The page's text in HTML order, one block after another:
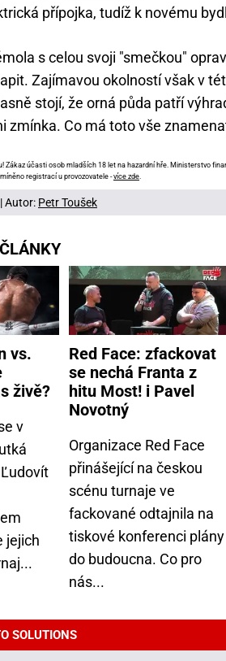
přípojka, tudíž k novému
s celou svoji "smečkou"
Zajímavou okolností však v
stojí, že orná půda patří
zmínka. Co má toto vše
Zákaz účasti osob mladších 18 let na hazardní hře. Ministerstvo
registrací u provozovatele -více zde.
Autor: Petr Toušek
vs.
živě?
v
jejich
Red Face: zfackovat
se nechá Franta z
hitu Most! i Pavel
Novotný
Organizace Red Face
přinášející na českou
scénu turnaje ve
fackované odtajnila na
tiskové konferenci plány
do budoucna. Co pro
nás...
SOLUTIONS